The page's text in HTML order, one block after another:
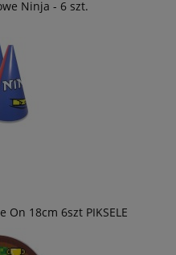
Ninja - 6 szt.
18cm 6szt PIKSELE